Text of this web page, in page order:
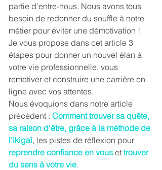
partie d'entre-nous. Nous avons tous
besoin de redonner du souffle à notre
métier pour éviter une démotivation !
Je vous propose dans cet article 3
étapes pour donner un nouvel élan à
votre vie professionnelle, vous
remotiver et construire une carrière en
ligne avec vos attentes.
Nous évoquions dans notre article
précédent : Comment trouver sa quête,
sa raison d'être, grâce à la méthode de
l'ikigaï, les pistes de réflexion pour
reprendre confiance en vous et trouver
du sens à votre vie.